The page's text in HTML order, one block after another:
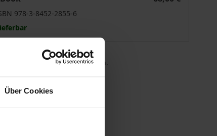
Über Cookies
978-3-8452-2855-6
MwSt. an der Kasse variieren.